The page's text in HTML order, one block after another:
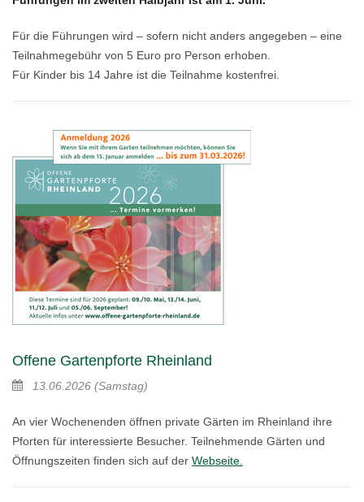
Für die Führungen wird – sofern nicht anders angegeben – eine
Teilnahmegebühr von 5 Euro pro Person erhoben.
Für Kinder bis 14 Jahre ist die Teilnahme kostenfrei.
Offene Gartenpforte Rheinland
13.06.2026 (Samstag)
An vier Wochenenden öffnen private Gärten im Rheinland ihre
Pforten für interessierte Besucher. Teilnehmende Gärten und
Öffnungszeiten finden sich auf der Webseite.